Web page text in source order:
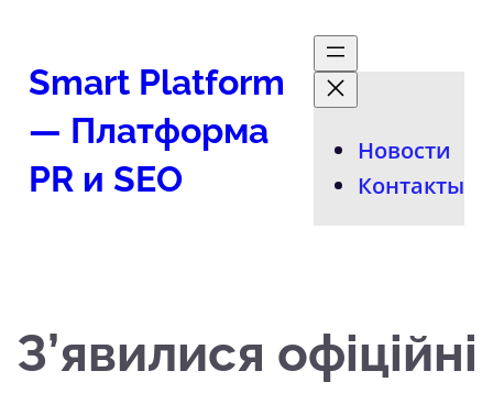
содержимому
Smart Platform
— Платформа
PR и SEO
Новости
Контакты
З’явилися офіційні